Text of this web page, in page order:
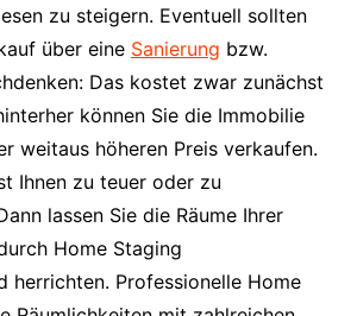
zu steigern. Eventuell sollten
über eine Sanierung bzw.
Das kostet zwar zunächst
können Sie die Immobilie
weitaus höheren Preis verkaufen.
Ihnen zu teuer oder zu
lassen Sie die Räume Ihrer
Home Staging
herrichten. Professionelle Home